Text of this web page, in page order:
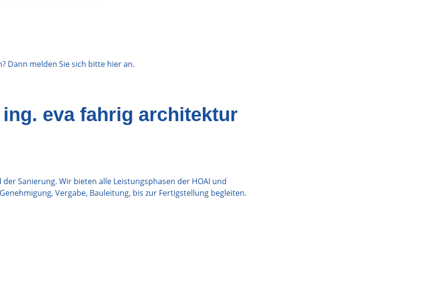
Dann melden Sie sich bitte hieran.
eva fahrig architektur
Sanierung. Wir bieten alle Leistungsphasen der HOAI und
Vergabe, Bauleitung, bis zur Fertigstellung begleiten.